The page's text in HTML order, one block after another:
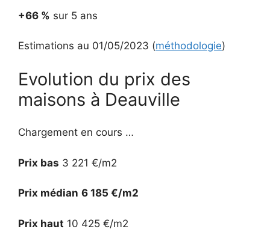
+66 % sur 5 ans
Estimations au 01/05/2023 (méthodologie)
Evolution du prix des
maisons à Deauville
Chargement en cours …
Prix bas 3 221 €/m2
Prix médian 6 185 €/m2
Prix haut 10 425 €/m2